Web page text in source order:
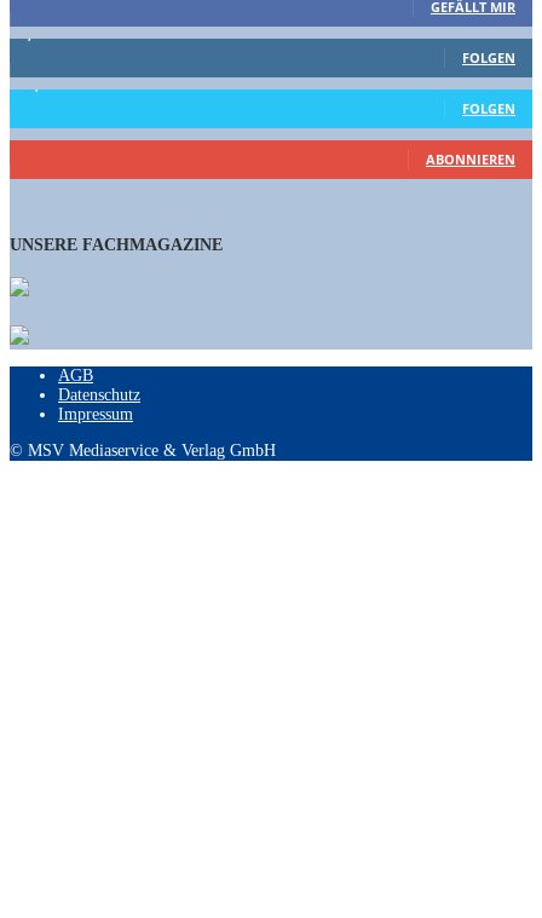
GEFÄLLT MIR
1,662 Follower
FOLGEN
15,658 Follower
FOLGEN
460 Abonnenten
ABONNIEREN
UNSERE FACHMAGAZINE
AGB
Datenschutz
Impressum
© MSV Mediaservice & Verlag GmbH